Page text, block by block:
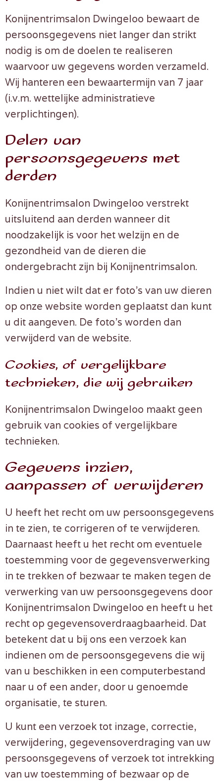
Konijnentrimsalon Dwingeloo bewaart de
persoonsgegevens niet langer dan strikt
nodig is om de doelen te realiseren
waarvoor uw gegevens worden verzameld.
Wij hanteren een bewaartermijn van 7 jaar
(i.v.m. wettelijke administratieve
verplichtingen).
Delen van
persoonsgegevens met
derden
Konijnentrimsalon Dwingeloo verstrekt
uitsluitend aan derden wanneer dit
noodzakelijk is voor het welzijn en de
gezondheid van de dieren die
ondergebracht zijn bij Konijnentrimsalon.
Indien u niet wilt dat er foto’s van uw dieren
op onze website worden geplaatst dan kunt
u dit aangeven. De foto’s worden dan
verwijderd van de website.
Cookies, of vergelijkbare
technieken, die wij gebruiken
Konijnentrimsalon Dwingeloo maakt geen
gebruik van cookies of vergelijkbare
technieken.
Gegevens inzien,
aanpassen of verwijderen
U heeft het recht om uw persoonsgegevens
in te zien, te corrigeren of te verwijderen.
Daarnaast heeft u het recht om eventuele
toestemming voor de gegevensverwerking
in te trekken of bezwaar te maken tegen de
verwerking van uw persoonsgegevens door
Konijnentrimsalon Dwingeloo en heeft u het
recht op gegevensoverdraagbaarheid. Dat
betekent dat u bij ons een verzoek kan
indienen om de persoonsgegevens die wij
van u beschikken in een computerbestand
naar u of een ander, door u genoemde
organisatie, te sturen.
U kunt een verzoek tot inzage, correctie,
verwijdering, gegevensoverdraging van uw
persoonsgegevens of verzoek tot intrekking
van uw toestemming of bezwaar op de